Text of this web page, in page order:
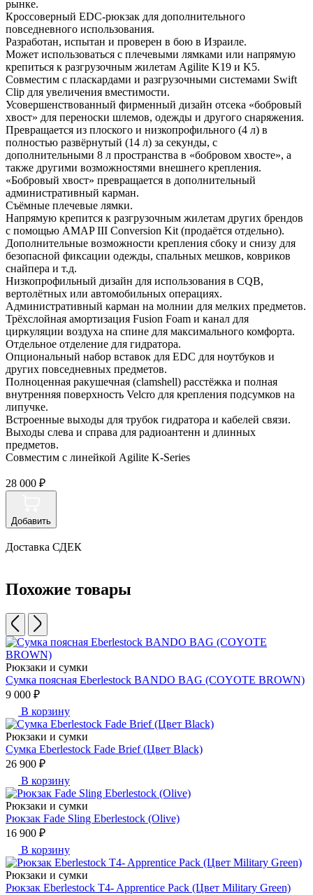
рынке.
Кроссоверный EDC-рюкзак для дополнительного
повседневного использования.
Разработан, испытан и проверен в бою в Израиле.
Может использоваться с плечевыми лямками или напрямую
крепиться к разгрузочным жилетам Agilite K19 и K5.
Совместим с пласкардами и разгрузочными системами Swift
Clip для увеличения вместимости.
Усовершенствованный фирменный дизайн отсека «бобровый
хвост» для переноски шлемов, одежды и другого снаряжения.
Превращается из плоского и низкопрофильного (4 л) в
полностью развёрнутый (14 л) за секунды, с
дополнительными 8 л пространства в «бобровом хвосте», а
также другими возможностями внешнего крепления.
«Бобровый хвост» превращается в дополнительный
административный карман.
Съёмные плечевые лямки.
Напрямую крепится к разгрузочным жилетам других брендов
с помощью AMAP III Conversion Kit (продаётся отдельно).
Дополнительные возможности крепления сбоку и снизу для
безопасной фиксации одежды, спальных мешков, ковриков
снайпера и т.д.
Низкопрофильный дизайн для использования в CQB,
вертолётных или автомобильных операциях.
Административный карман на молнии для мелких предметов.
Трёхслойная амортизация Fusion Foam и канал для
циркуляции воздуха на спине для максимального комфорта.
Отдельное отделение для гидратора.
Опциональный набор вставок для EDC для ноутбуков и
других повседневных предметов.
Полноценная ракушечная (clamshell) расстёжка и полная
внутренняя поверхность Velcro для крепления подсумков на
липучке.
Встроенные выходы для трубок гидратора и кабелей связи.
Выходы слева и справа для радиоантенн и длинных
предметов.
Совместим с линейкой Agilite K-Series
28 000 ₽
Добавить
Доставка СДЕК
Похожие товары
Рюкзаки и сумки
Сумка поясная Eberlestock BANDO BAG (COYOTE BROWN)
9 000 ₽
В корзину
Рюкзаки и сумки
Сумка Eberlestock Fade Brief (Цвет Black)
26 900 ₽
В корзину
Рюкзаки и сумки
Рюкзак Fade Sling Eberlestock (Olive)
16 900 ₽
В корзину
Рюкзаки и сумки
Рюкзак Eberlestock T4- Apprentice Pack (Цвет Military Green)